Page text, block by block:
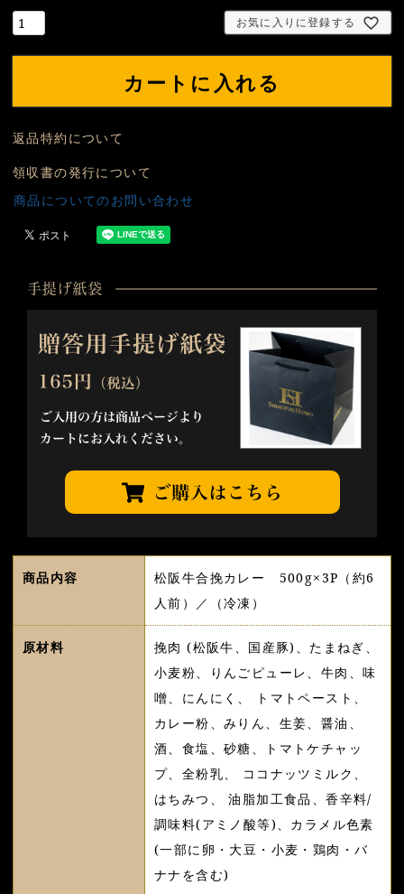
お気に入りに登録する
カートに入れる
返品特約について
領収書の発行について
商品についてのお問い合わせ
商品内容
松阪牛合挽カレー 500g×3P（約6
人前）／（冷凍）
原材料
挽肉 (松阪牛、国産豚)、たまねぎ、
小麦粉、りんごピューレ、牛肉、味
噌、にんにく、 トマトペースト、
カレー粉、みりん、生姜、醤油、
酒、食塩、砂糖、トマトケチャッ
プ、全粉乳、 ココナッツミルク、
はちみつ、 油脂加工食品、香辛料/
調味料(アミノ酸等)、カラメル色素
(一部に卵・大豆・小麦・鶏肉・バ
ナナを含む)